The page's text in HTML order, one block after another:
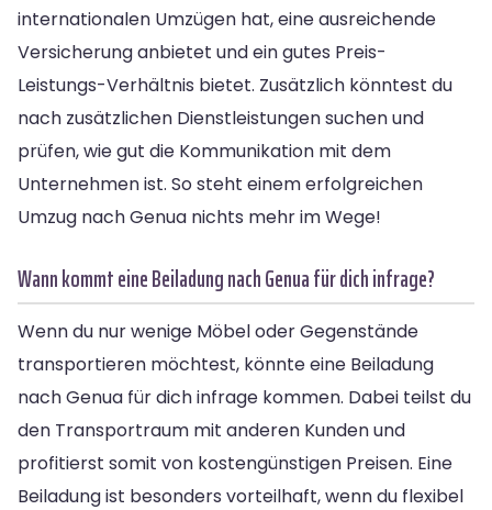
internationalen Umzügen hat, eine ausreichende
Versicherung anbietet und ein gutes Preis-
Leistungs-Verhältnis bietet. Zusätzlich könntest du
nach zusätzlichen Dienstleistungen suchen und
prüfen, wie gut die Kommunikation mit dem
Unternehmen ist. So steht einem erfolgreichen
Umzug nach Genua nichts mehr im Wege!
Wann kommt eine Beiladung nach Genua für dich infrage?
Wenn du nur wenige Möbel oder Gegenstände
transportieren möchtest, könnte eine Beiladung
nach Genua für dich infrage kommen. Dabei teilst du
den Transportraum mit anderen Kunden und
profitierst somit von kostengünstigen Preisen. Eine
Beiladung ist besonders vorteilhaft, wenn du flexibel